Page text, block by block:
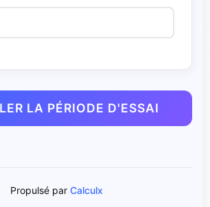
LA PÉRIODE D'ESSAI
Propulsé par Calculx